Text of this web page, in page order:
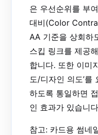
은 우선순위를 부
대비(Color
AA 기준을 상회하
스킵 링크를 제공
합니다. 또한 이미
도/디자인 의도’
하도록 통일하면
인 효과가 있습니
참고: 카드용 썸네